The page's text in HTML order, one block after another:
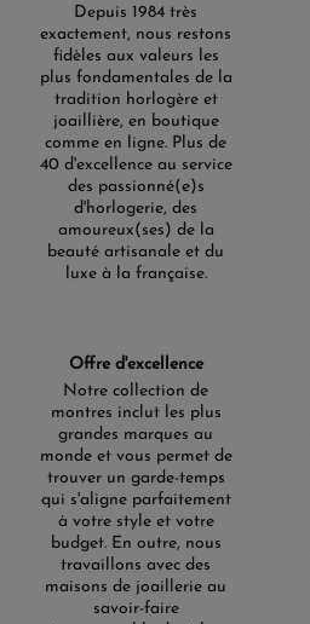
Depuis 1984 très
exactement, nous restons
fidèles aux valeurs les
plus fondamentales de la
tradition horlogère et
joaillière, en boutique
comme en ligne. Plus de
40 d'excellence au service
des passionné(e)s
d'horlogerie, des
amoureux(ses) de la
beauté artisanale et du
luxe à la française.
Offre d'excellence
Notre collection de
montres inclut les plus
grandes marques au
monde et vous permet de
trouver un garde-temps
qui s'aligne parfaitement
à votre style et votre
budget. En outre, nous
travaillons avec des
maisons de joaillerie au
savoir-faire